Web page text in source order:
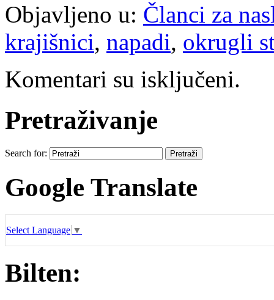
Objavljeno u: Članci za
krajišnici, napadi, okrugli
Komentari su isključeni.
Pretraživanje
Search for:
Google Translate
Select Language ▼
Bilten: